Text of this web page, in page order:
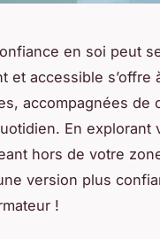
en soi peut
et accessible
accompagnées
En
hors de votre
version plus
!